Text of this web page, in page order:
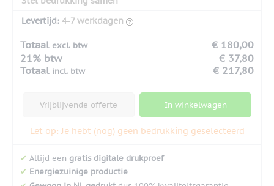
Levertijd: 4-7 werkdagen
Totaal excl. btw
€ 180,00
21% btw
€ 37,80
Totaal incl. btw € 217,80
Vrijblijvende offerte In winkelwagen
Let op: Je hebt (nog) geen bedrukking geselecteerd
✔ Altijd een gratis digitale drukproef
✔ Energiezuinige productie